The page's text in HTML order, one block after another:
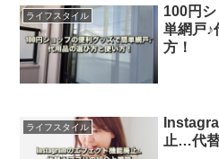
ライフスタイル
100円
単網戸♪
方！
ライフスタイル
止…代